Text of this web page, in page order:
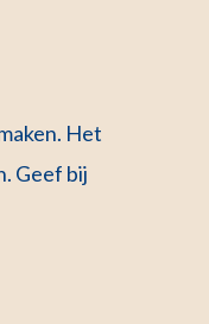
Het
Geef bij